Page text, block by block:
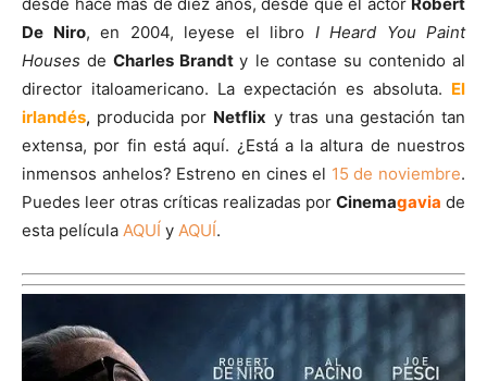
De Niro, en 2004, leyese el libro I Heard You Paint
Houses deCharles Brandty le contase su contenido al
director italoamericano. La expectación es absoluta. El
irlandés, producida por Netflix y tras una gestación tan
extensa, por fin está aquí. ¿Está a la altura de nuestros
inmensos anhelos? Estreno en cines el 15 de noviembre.
Puedes leer otras críticas realizadas por Cinemagavia de
esta película AQUÍ y AQUÍ.